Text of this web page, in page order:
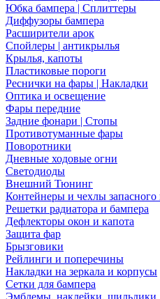
Юбка бампера | Сплиттеры
Диффузоры бампера
Расширители арок
Спойлеры | антикрылья
Крылья, капоты
Пластиковые пороги
Реснички на фары | Накладки
Оптика и освещение
Фары передние
Задние фонари | Стопы
Противотуманные фары
Поворотники
Дневные ходовые огни
Светодиоды
Внешний Тюнинг
Контейнеры и чехлы запасного
Решетки радиатора и бампера
Дефлекторы окон и капота
Защита фар
Брызговики
Рейлинги и поперечины
Накладки на зеркала и корпусы
Сетки для бампера
Эмблемы, наклейки, шильдики